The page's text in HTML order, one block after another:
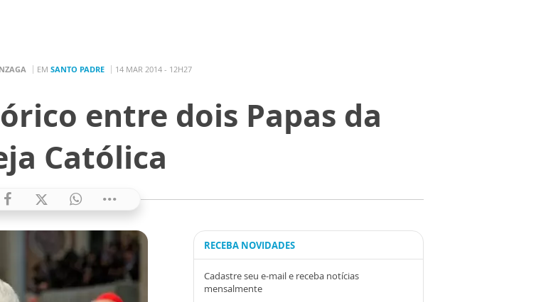
EM SANTO PADRE 14 MAR 2014 - 12H27
entre dois Papas da
Católica
RECEBA NOVIDADES
Cadastre seu e-mail e receba notícias
mensalmente